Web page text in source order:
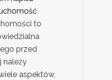
to
przed
należy
aspektów,